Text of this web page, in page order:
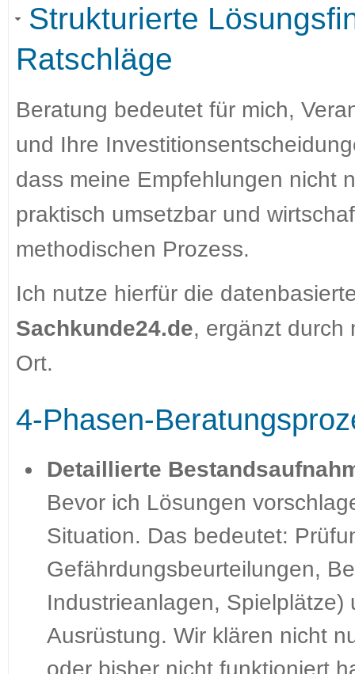
Strukturierte
Ratschläge
Beratung bedeutet für mich,
und Ihre
dass meine Empfehlungen nicht
praktisch umsetzbar und
methodischen Prozess.
Ich nutze hierfür die
Sachkunde24.de, ergänzt durch
Ort.
4-Phasen-
Detaillierte
Bevor ich Lösungen
Situation. Das bedeutet:
Gefährdungsbeurteilungen,
Industrieanlagen,
Ausrüstung. Wir klären nicht
oder bisher nicht funktioniert